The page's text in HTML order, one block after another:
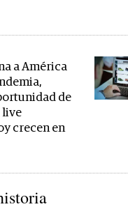
a América
de
live
crecen en